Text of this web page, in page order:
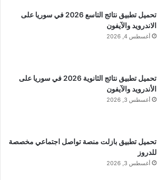
تحميل تطبيق نتائج التاسع 2026 في سوريا على
الاندرويد والآيفون
أغسطس 4, 2026
تحميل تطبيق نتائج الثانوية 2026 في سوريا على
الأندرويد والآيفون
أغسطس 3, 2026
تحميل تطبيق بازلت منصة تواصل اجتماعي مخصصة
للدروز
أغسطس 3, 2026